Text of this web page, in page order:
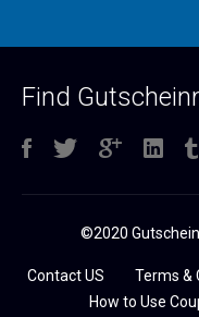
Find
©2020
Contact US Terms &
How to Use